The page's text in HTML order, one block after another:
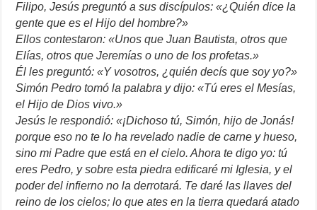
Filipo, Jesús preguntó a sus discípulos: «¿Quién dice la
gente que es el Hijo del hombre?»
Ellos contestaron: «Unos que Juan Bautista, otros que
Elías, otros que Jeremías o uno de los profetas.»
Él les preguntó: «Y vosotros, ¿quién decís que soy yo?»
Simón Pedro tomó la palabra y dijo: «Tú eres el Mesías,
el Hijo de Dios vivo.»
Jesús le respondió: «¡Dichoso tú, Simón, hijo de Jonás!
porque eso no te lo ha revelado nadie de carne y hueso,
sino mi Padre que está en el cielo. Ahora te digo yo: tú
eres Pedro, y sobre esta piedra edificaré mi Iglesia, y el
poder del infierno no la derrotará. Te daré las llaves del
reino de los cielos; lo que ates en la tierra quedará atado